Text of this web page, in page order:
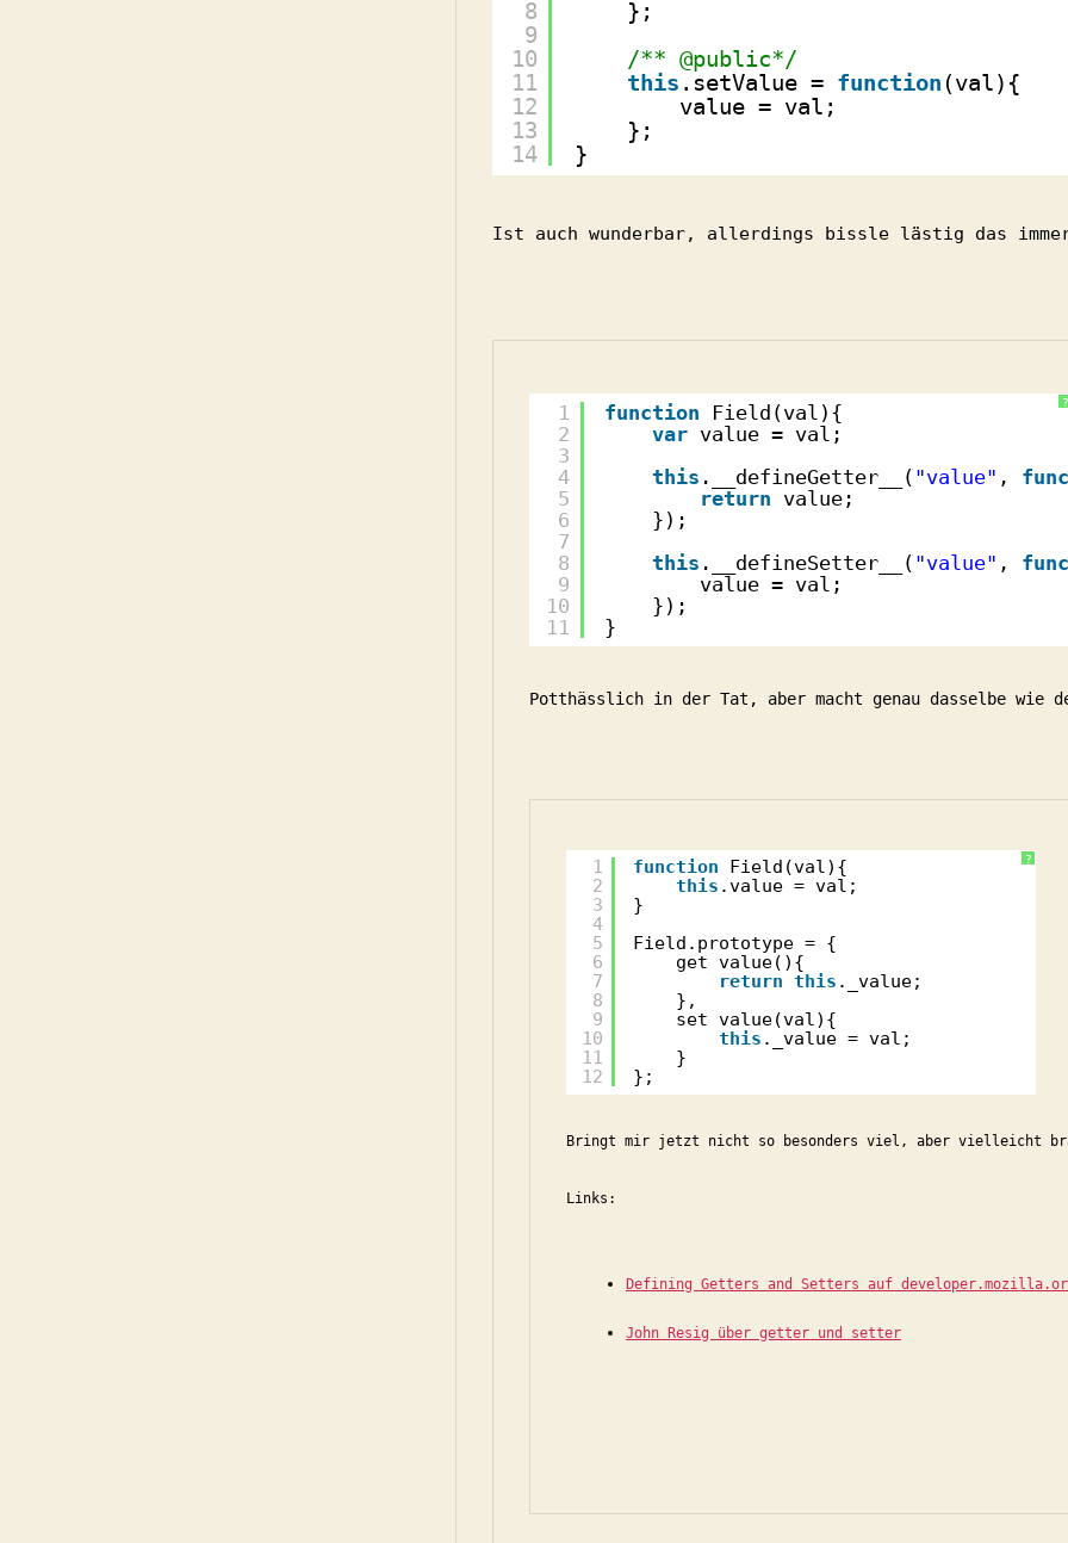
8
9
10
11
12
13
14
};
/** @public*/
this .setValue = function (val){
value = val;
};
}
Ist auch wunderbar, allerdings bissle lästig das
?
1
2
3
4
5
6
7
8
9
10
11
function
Field(val){
var value = val;
this .__defineGetter__( "value" ,
return value;
});
this .__defineSetter__( "value" ,
value = val;
});
}
Potthässlich in der Tat, aber macht genau dasselbe wie
?
1
2
3
4
5
6
7
8
9
10
11
12
function
Field(val){
this .value = val;
}
Field.prototype = {
get value(){
return this ._value;
},
set value(val){
this ._value = val;
}
};
Bringt mir jetzt nicht so besonders viel, aber vielleicht
Links:
Defining Getters and Setters auf
John Resig über getter und setter